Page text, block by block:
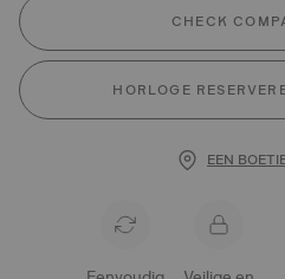
CHECK
HORLOGE
EEN